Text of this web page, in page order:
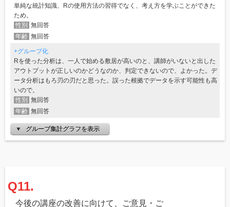
単純な統計知識、Rの使用方法の習得でなく、考え方を学ぶことができた
ため。
性別
無回答
年齢 無回答
+グループ化
Rを使った分析は、一人で始める敷居が高いのと、講師がいないと出した
アウトプットが正しいのかどうなのか、判定できないので、よかった。デ
ータ分析はもろ刃の刃だと思った。誤った根拠でデータを示す可能性も高
いので。
性別
無回答
年齢 無回答
グループ集計グラフを表示
Q11.
今後の講座の改善に向けて、ご意見・ご